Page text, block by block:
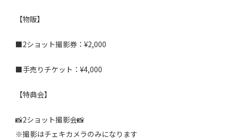
【物販】
■2ショット撮影券：¥2,000
■手売りチケット：¥4,000
【特典会】
📸2ショット撮影会📸
※撮影はチェキカメラのみになります